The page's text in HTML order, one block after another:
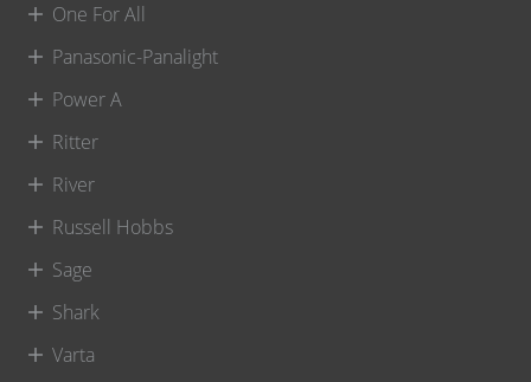
One For All
Panasonic-Panalight
Power A
Ritter
River
Russell Hobbs
Sage
Shark
Varta